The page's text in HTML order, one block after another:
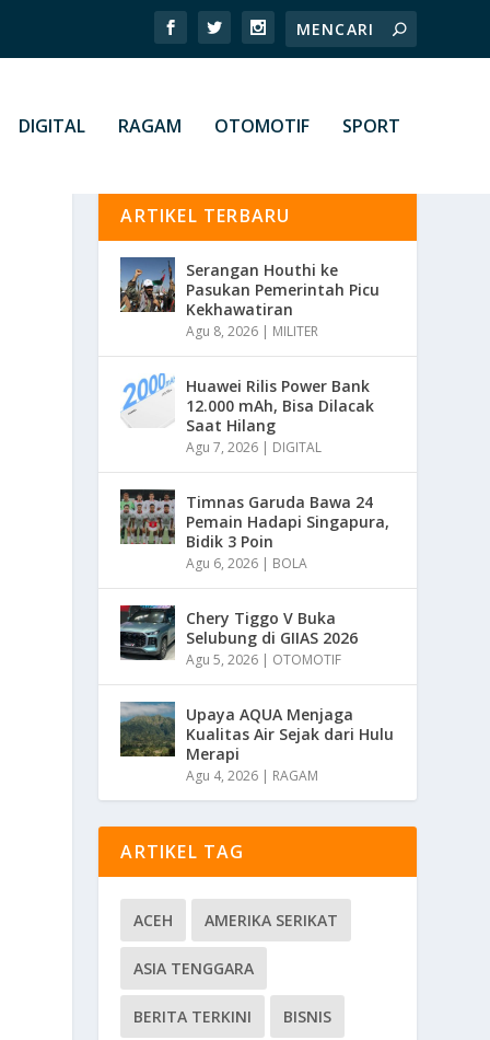
DIGITAL RAGAM OTOMOTIF SPORT
ARTIKEL TERBARU
Serangan Houthi ke
Pasukan Pemerintah Picu
Kekhawatiran
Agu 8, 2026 | MILITER
Huawei Rilis Power Bank
12.000 mAh, Bisa Dilacak
Saat Hilang
Agu 7, 2026 | DIGITAL
Timnas Garuda Bawa 24
Pemain Hadapi Singapura,
Bidik 3 Poin
Agu 6, 2026 | BOLA
Chery Tiggo V Buka
Selubung di GIIAS 2026
Agu 5, 2026 | OTOMOTIF
Upaya AQUA Menjaga
Kualitas Air Sejak dari Hulu
Merapi
Agu 4, 2026 | RAGAM
ARTIKEL TAG
ACEH AMERIKA SERIKAT
ASIA TENGGARA
BERITA TERKINI BISNIS